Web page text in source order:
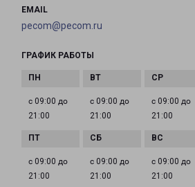
EMAIL
pecom@pecom.ru
ГРАФИК РАБОТЫ
с 09:00 до
21:00
с 09:00 до
21:00
с 09:00 до
21:00
с 09:00 до
21:00
с 09:00 до
21:00
с 09:00 до
21:00